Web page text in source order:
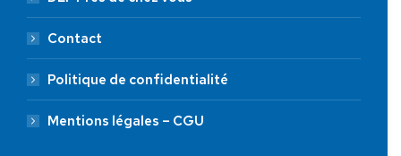
Contact
Politique de confidentialité
Mentions légales – CGU